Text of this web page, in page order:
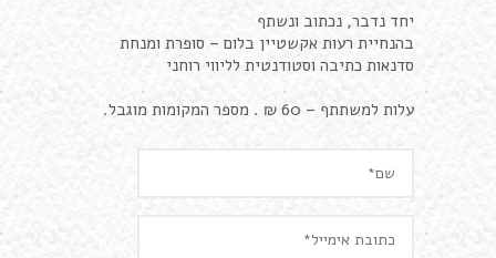
יחד נדבר, נכתוב ונשתף
בהנחיית רעות אקשטיין בלום – סופרת ומנחת
סדנאות כתיבה וסטודנטית לליווי רוחני
עלות למשתתף – 60 ₪ . מספר המקומות מוגבל.